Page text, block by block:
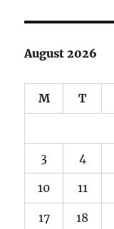
August 2026
M T
3 4
10 11
17 18